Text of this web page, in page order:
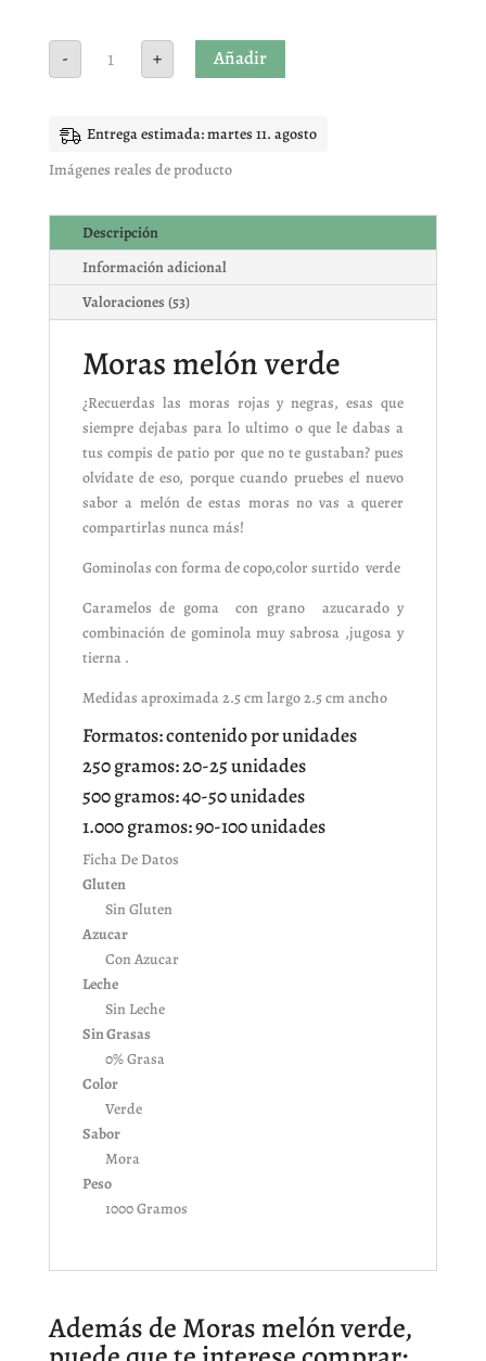
- melón + Añadir
Entrega estimada: martes 11. agosto
Imágenes reales de producto
Descripción
Información adicional
Valoraciones (53)
Moras melón verde
¿Recuerdas las moras rojas y negras, esas que
siempre dejabas para lo ultimo o que le dabas a
tus compis de patio por que no te gustaban? pues
olvídate de eso, porque cuando pruebes el nuevo
sabor a melón de estas moras no vas a querer
compartirlas nunca más!
Gominolas con forma de copo,color surtido verde
Caramelos de goma con grano azucarado y
combinación de gominola muy sabrosa ,jugosa y
tierna .
Medidas aproximada 2.5 cm largo 2.5 cm ancho
Formatos: contenido por unidades
250 gramos: 20-25 unidades
500 gramos: 40-50 unidades
1.000 gramos: 90-100 unidades
Ficha De Datos
Gluten
Sin Gluten
Azucar
Con Azucar
Leche
Sin Leche
Sin Grasas
0% Grasa
Color
Verde
Sabor
Mora
Peso
1000 Gramos
Además de Moras melón verde,